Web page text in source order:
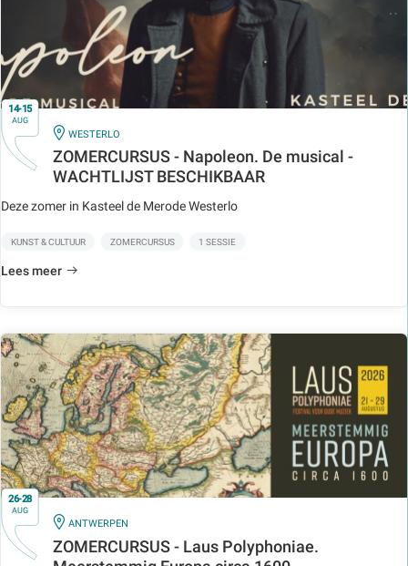
14-15
AUG
IN
WESTERLO
ZOMERCURSUS - Napoleon. De musical -
WACHTLIJST BESCHIKBAAR
Deze zomer in Kasteel de Merode Westerlo
KUNST & CULTUUR ZOMERCURSUS 1 SESSIE
Lees meer
26-28
AUG
IN
ANTWERPEN
ZOMERCURSUS - Laus Polyphoniae.